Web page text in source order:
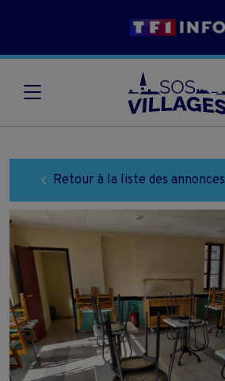
Retour à la liste des annonces